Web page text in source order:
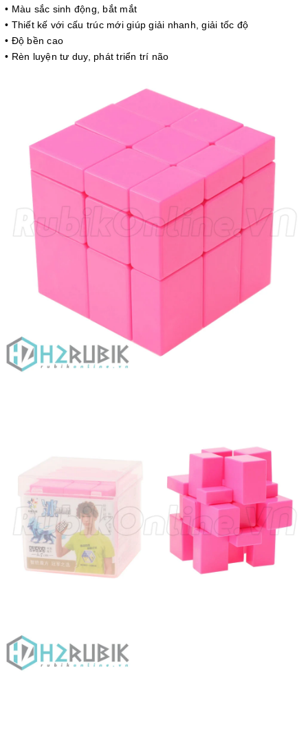
• Màu sắc sinh động, bắt mắt
• Thiết kế với cấu trúc mới giúp giải nhanh, giải tốc độ
• Độ bền cao
• Rèn luyện tư duy, phát triển trí não